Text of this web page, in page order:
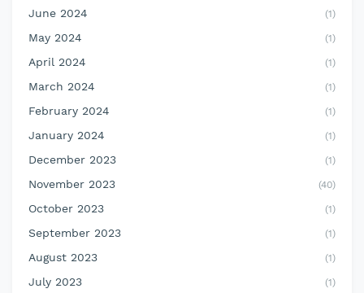
June 2024 (1)
May 2024 (1)
April 2024 (1)
March 2024 (1)
February 2024 (1)
January 2024 (1)
December 2023 (1)
November 2023 (40)
October 2023 (1)
September 2023 (1)
August 2023 (1)
July 2023 (1)